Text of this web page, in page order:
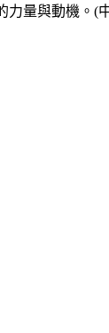
力量與動機。(